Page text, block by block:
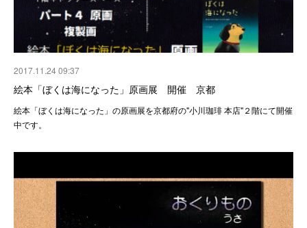
2017.11.24 09:37
絵本「ぼくは海になった」原画展 開催 京都
絵本「ぼくは海になった」の原画展を京都府の"小川珈琲 本店"２階にて開催
中です。